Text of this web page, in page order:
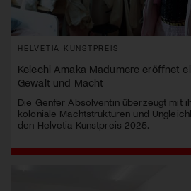
HELVETIA KUNSTPREIS
Kelechi Amaka Madumere eröffnet
Gewalt und Macht
Die Genfer Absolventin überzeugt mit
koloniale Machtstrukturen und
den Helvetia Kunstpreis 2025.